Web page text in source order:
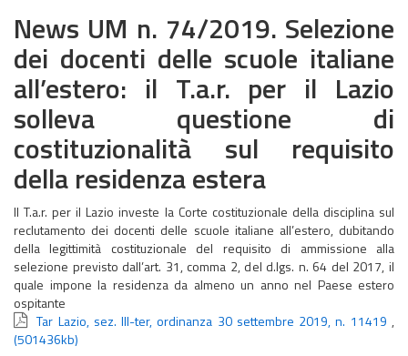
News UM n. 74/2019. Selezione
dei docenti delle scuole italiane
all’estero: il T.a.r. per il Lazio
solleva questione di
costituzionalità sul requisito
della residenza estera
Il T.a.r. per il Lazio investe la Corte costituzionale della disciplina sul
reclutamento dei docenti delle scuole italiane all’estero, dubitando
della legittimità costituzionale del requisito di ammissione alla
selezione previsto dall’art. 31, comma 2, del d.lgs. n. 64 del 2017, il
quale impone la residenza da almeno un anno nel Paese estero
ospitante
Tar Lazio, sez. III-ter, ordinanza 30 settembre 2019, n. 11419 ,
(501436kb)